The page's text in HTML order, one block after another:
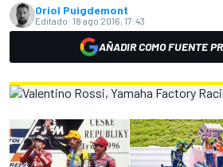
Oriol Puigdemont
Editado: 18 ago 2016, 17:43
AÑADIR COMO FUENTE